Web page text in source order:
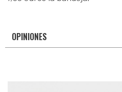
OPINIONES